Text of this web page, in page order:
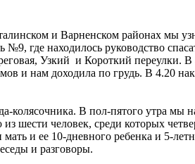
и Варненском районах мы
где находилось руководство
Узкий и Короткий переулки. В
и нам доходила по грудь. В 4.20
колясочника. В пол-пятого утра
человек, среди которых
и ее 10-дневного ребенка и 5-
и разговоры.